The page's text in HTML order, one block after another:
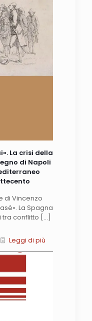
La crisi della
di Napoli
di Vincenzo
La Spagna
tra conflitto […]
Leggi di più